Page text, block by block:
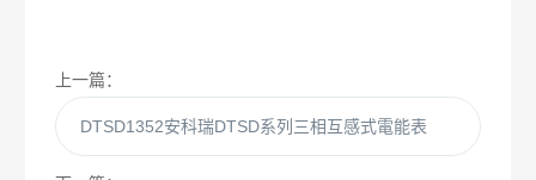
上一篇：
DTSD1352安科瑞DTSD系列三相互感式電能表